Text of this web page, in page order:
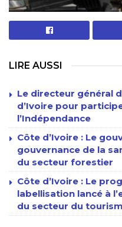
LIRE AUSSI
Le directeur général
d’Ivoire pour
l’Indépendance
Côte d’Ivoire : Le
gouvernance de la
du secteur forestier
Côte d’Ivoire : Le
labellisation lancé à
du secteur du